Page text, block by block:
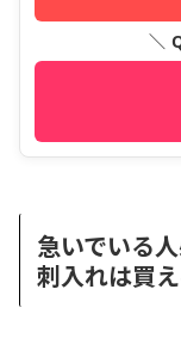
＼
急いでいる
刺入れは買